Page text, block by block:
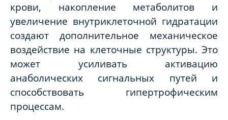
крови, накопление метаболитов и
увеличение внутриклеточной гидратации
создают дополнительное механическое
воздействие на клеточные структуры. Это
может усиливать активацию
анаболических сигнальных путей и
способствовать гипертрофическим
процессам.